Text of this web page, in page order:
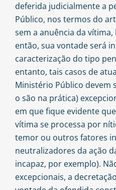
deferida judicialmente a
Público, nos termos do
sem a anuência da
então, sua vontade será
caracterização do tipo
entanto, tais casos de
Ministério Público devem
o são na prática)
em que fique evidente
vítima se processa por
temor ou outros fatores
neutralizadores da ação
incapaz, por exemplo).
excepcionais, a